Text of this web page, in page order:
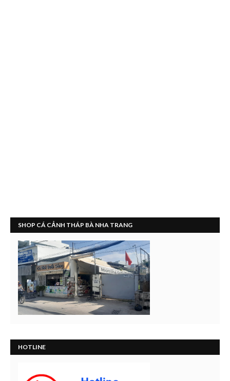
SHOP CÁ CẢNH THÁP BÀ NHA TRANG
HOTLINE